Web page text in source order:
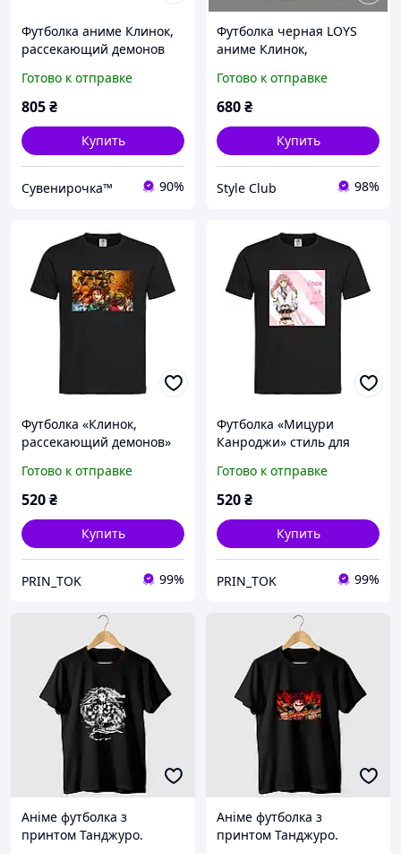
Футболка аниме Клинок,
рассекающий демонов
(F010046_8)
Готово к отправке
805₴
Купить
Сувенирочка™ 90%
Футболка черная LOYS
аниме Клинок,
Готово к отправке
680₴
Купить
Style Club 98%
Футболка «Клинок,
рассекающий демонов»
поклонников аниме
Готово к отправке
520₴
Купить
PRIN_TOK 99%
Футболка «Мицури
Канроджи» стиль для
рассекающий демонов
Готово к отправке
520₴
Купить
PRIN_TOK 99%
Аніме футболка з
принтом Танджуро.
Аніме футболка з
принтом Танджуро.